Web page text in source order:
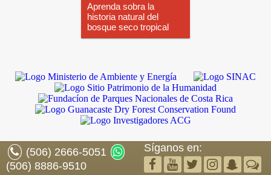
Aprenda sobra la
historia natural del
bosque seco tropical
(506) 2666-5051
(506) 8886-9510
Síganos en: